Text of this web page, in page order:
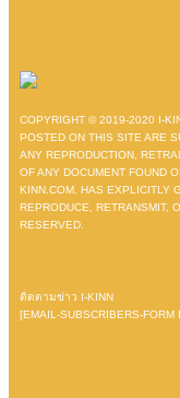
COPYRIGHT © 2019-2020 I-
POSTED ON THIS SITE ARE
ANY REPRODUCTION,
OF ANY DOCUMENT FOUND
KINN.COM. HAS EXPLICITLY
REPRODUCE, RETRANSMIT,
RESERVED.
ติดตามข่าว I-KINN
[EMAIL-SUBSCRIBERS-FORM